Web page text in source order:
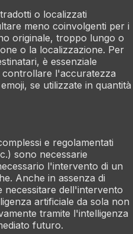
o localizzati
meno coinvolgenti per i
originale, troppo lungo o
o la localizzazione. Per
è essenziale
l'accuratezza
se utilizzate in quantità
e regolamentati
sono necessarie
l'intervento di un
Anche in assenza di
dell'intervento
artificiale da sola non
tramite l'intelligenza
futuro.